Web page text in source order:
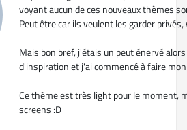
voyant aucun de ces nouveaux thèmes
Peut être car ils veulent les garder
Mais bon bref, j'étais un peut énervé
d'inspiration et j'ai commencé à faire
Ce thème est très light pour le moment,
screens :D